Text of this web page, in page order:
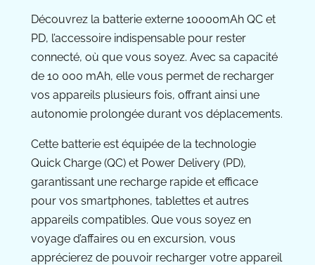
Découvrez la batterie externe 10000mAh QC et
PD, l’accessoire indispensable pour rester
connecté, où que vous soyez. Avec sa capacité
de 10 000 mAh, elle vous permet de recharger
vos appareils plusieurs fois, offrant ainsi une
autonomie prolongée durant vos déplacements.
Cette batterie est équipée de la technologie
Quick Charge (QC) et Power Delivery (PD),
garantissant une recharge rapide et efficace
pour vos smartphones, tablettes et autres
appareils compatibles. Que vous soyez en
voyage d’affaires ou en excursion, vous
apprécierez de pouvoir recharger votre appareil